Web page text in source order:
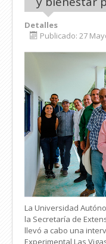
Detalles
Publicado: 27
La Universidad
la Secretaría de
llevó a cabo una
Experimental Las